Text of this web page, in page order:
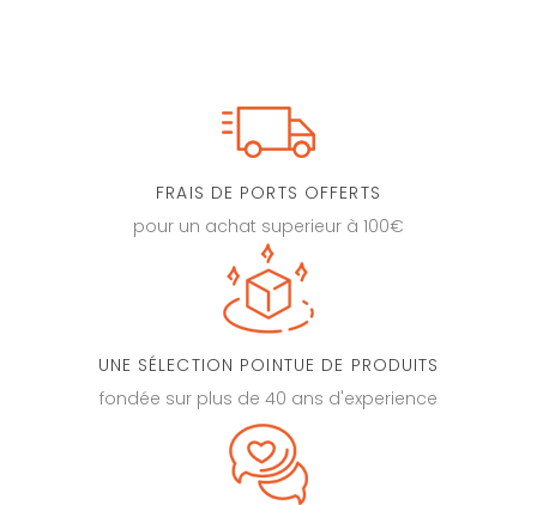
FRAIS DE PORTS OFFERTS
pour un achat superieur à 100€
UNE SÉLECTION POINTUE DE PRODUITS
fondée sur plus de 40 ans d'experience